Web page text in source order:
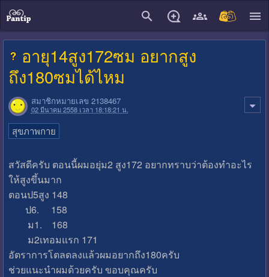
อายุ14สูง172ซม อยากสูง
ถึง180ซมได้ไหม
สมาชิกหมายเลข 2138467
02 มีนาคม 2558 เวลา 18:18:21 น.
สุขภาพกาย
สวัสดีครับ ตอนนี้ผมอยุ่ม2 สูง172 อยากทราบว่าต้องทำอะไร
ให้สูงขึ้นมาก
ตอนป5สูง 148
ป6. 158
ม1. 168
ม2เทอมแรก 171
อัตราการโตลดลงแล้วผมอยากถึง180ครับ
ช่วยแนะนำผมด้วยครับ ขอบคุณครับ
close